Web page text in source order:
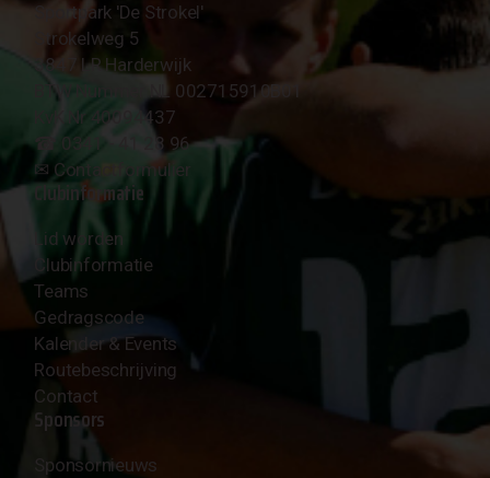
Sportpark 'De Strokel'
Strokelweg 5
3847 LR Harderwijk
BTW Nummer NL 002715910B01
KvK Nr 40094437
☎︎ 0341 - 41 28 96
✉︎ Contactformulier
Clubinformatie
Lid worden
Clubinformatie
Teams
Gedragscode
Kalender & Events
Routebeschrijving
Contact
Sponsors
Sponsornieuws